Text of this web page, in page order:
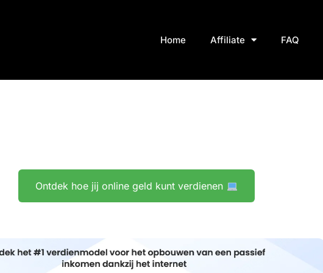
Home Affiliate FAQ
Ontdek hoe jij online geld kunt verdienen